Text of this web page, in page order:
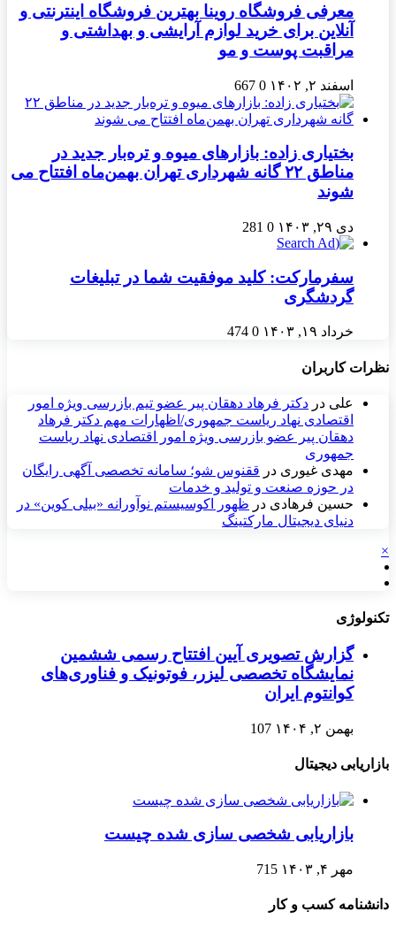
معرفی فروشگاه روینا بهترین فروشگاه اینترنتی و
آنلاین برای خرید لوازم آرایشی و بهداشتی و
مراقبت پوست و مو
اسفند ۲, ۱۴۰۲ 0
667
بختیاری زاده: بازارهای میوه و تره‌بار جدید در
مناطق ۲۲ گانه شهرداری تهران بهمن‌ماه افتتاح می
شوند
دی ۲۹, ۱۴۰۳ 0
281
سفرمارکت: کلید موفقیت شما در تبلیغات
گردشگری
خرداد ۱۹, ۱۴۰۳ 0
474
نظرات کاربران
علی در دکتر فرهاد دهقان پیر عضو تيم بازرسی ويژه امور
اقتصادی نهاد رياست جمهوری/اظهارات مهم دکتر فرهاد
دهقان پیر عضو بازرسی ویژه امور اقتصادی نهاد ریاست
جمهوری
مهدی غیوری در ققنوس شو؛ سامانه تخصصی آگهی رایگان
در حوزه صنعت و تولید و خدمات
حسین فرهادی در ظهور اکوسیستم نوآورانه «بیلی کوین» در
دنیای دیجیتال مارکتینگ
×
تکنولوژی
گزارش تصویری آیین افتتاح رسمی ششمین
نمایشگاه تخصصی لیزر، فوتونیک و فناوری‌های
کوانتوم ایران
بهمن ۲, ۱۴۰۴ 107
بازاریابی دیجیتال
بازاریابی شخصی سازی شده چیست
مهر ۴, ۱۴۰۳ 715
دانشنامه کسب و کار